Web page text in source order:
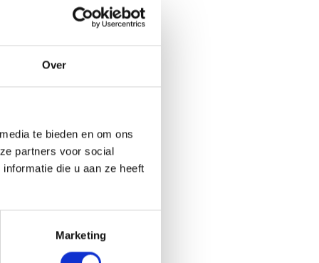
Over
te bieden en om ons
partners voor social
die u aan ze heeft
Marketing